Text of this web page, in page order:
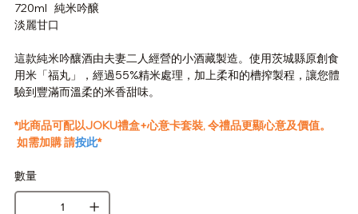
720ml 純米吟醸
淡麗甘口
這款純米吟釀酒由夫妻二人經營的小酒藏製造。使用茨城縣原創食
用米「福丸」，經過55%精米處理，加上柔和的槽搾製程，讓您體
驗到豐滿而溫柔的米香甜味。
*此商品可配以JOKU禮盒+心意卡套裝, 令禮品更顯心意及價值。
如需加購 請按此*
數量